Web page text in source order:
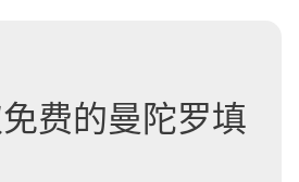
费的曼陀罗填